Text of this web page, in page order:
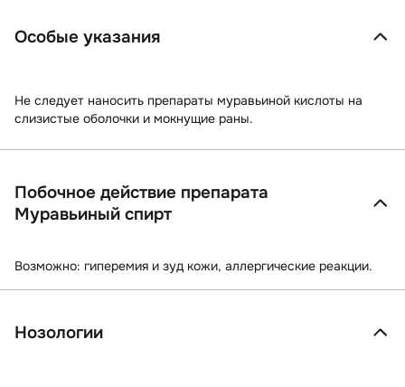
Особые указания
Не следует наносить препараты муравьиной кислоты на
слизистые оболочки и мокнущие раны.
Побочное действие препарата
Муравьиный спирт
Возможно: гиперемия и зуд кожи, аллергические реакции.
Нозологии